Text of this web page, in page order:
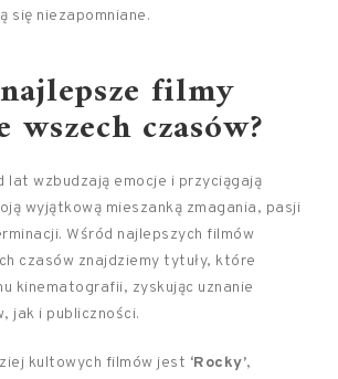
się niezapomniane.
filmy
wszech czasów?
lat wzbudzają emocje i przyciągają
wyjątkową mieszanką zmagania, pasji
Wśród najlepszych filmów
czasów znajdziemy tytuły, które
kinematografii, zyskując uznanie
jak i publiczności.
kultowych filmów jest ‘Rocky’,